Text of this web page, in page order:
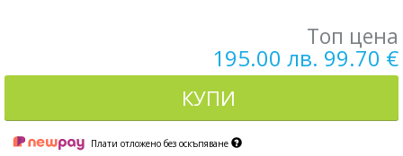
Топ цена
195.00 лв. 99.70 €
КУПИ
Плати отложено без оскъпяване